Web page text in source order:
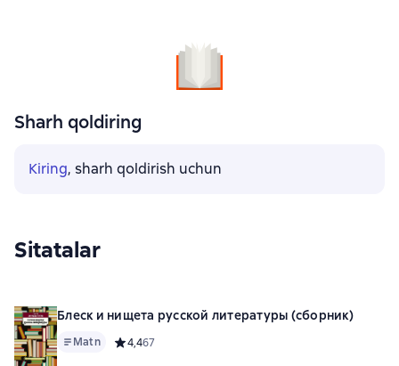
Sharh qoldiring
Kiring, sharh qoldirish uchun
Sitatalar
Блеск и нищета русской литературы (сборник)
Matn Средний рейтинг 4,4 на основе 67 оценок
4,467